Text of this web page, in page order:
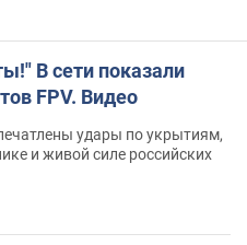
В сети показали
FPV. Видео
удары по укрытиям,
и живой силе российских